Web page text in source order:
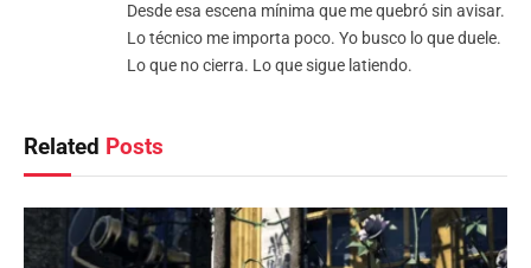
Desde esa escena mínima que me quebró sin avisar.
Lo técnico me importa poco. Yo busco lo que duele.
Lo que no cierra. Lo que sigue latiendo.
Related Posts